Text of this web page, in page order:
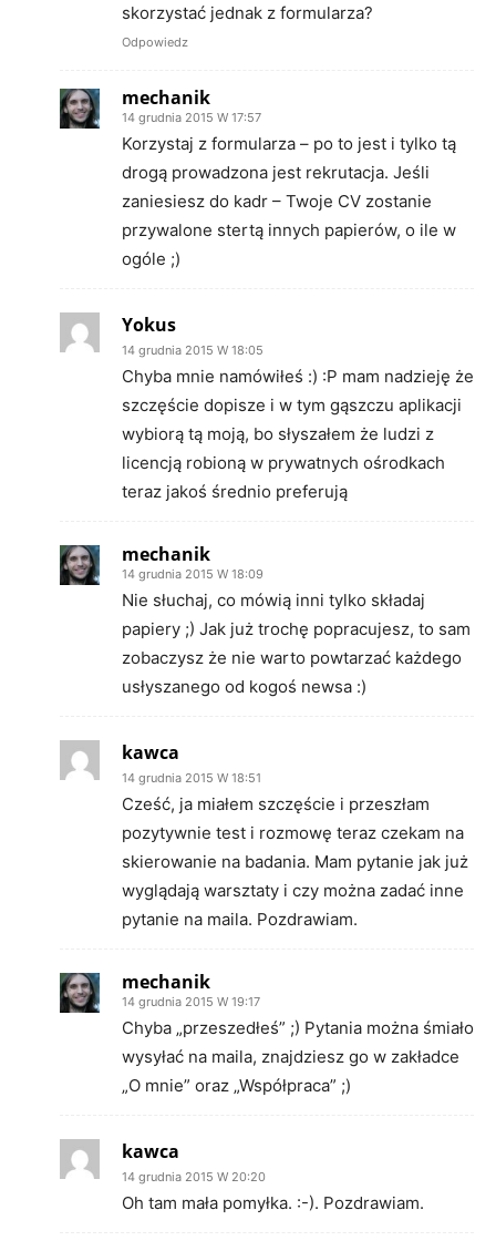
skorzystać jednak z formularza?
Odpowiedz
mechanik
14 grudnia 2015 W 17:57
Korzystaj z formularza – po to jest i tylko tą
drogą prowadzona jest rekrutacja. Jeśli
zaniesiesz do kadr – Twoje CV zostanie
przywalone stertą innych papierów, o ile w
ogóle ;)
Yokus
14 grudnia 2015 W 18:05
Chyba mnie namówiłeś :) :P mam nadzieję że
szczęście dopisze i w tym gąszczu aplikacji
wybiorą tą moją, bo słyszałem że ludzi z
licencją robioną w prywatnych ośrodkach
teraz jakoś średnio preferują
mechanik
14 grudnia 2015 W 18:09
Nie słuchaj, co mówią inni tylko składaj
papiery ;) Jak już trochę popracujesz, to sam
zobaczysz że nie warto powtarzać każdego
usłyszanego od kogoś newsa :)
kawca
14 grudnia 2015 W 18:51
Cześć, ja miałem szczęście i przeszłam
pozytywnie test i rozmowę teraz czekam na
skierowanie na badania. Mam pytanie jak już
wyglądają warsztaty i czy można zadać inne
pytanie na maila. Pozdrawiam.
mechanik
14 grudnia 2015 W 19:17
Chyba „przeszedłeś” ;) Pytania można śmiało
wysyłać na maila, znajdziesz go w zakładce
„O mnie” oraz „Współpraca” ;)
kawca
14 grudnia 2015 W 20:20
Oh tam mała pomyłka. :-). Pozdrawiam.